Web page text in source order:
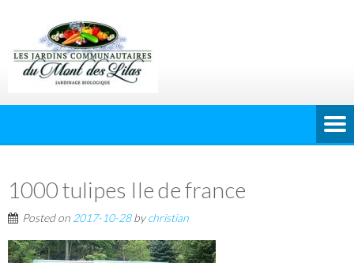
1000 tulipes Ile de france
Posted on 2017-10-28bychristian